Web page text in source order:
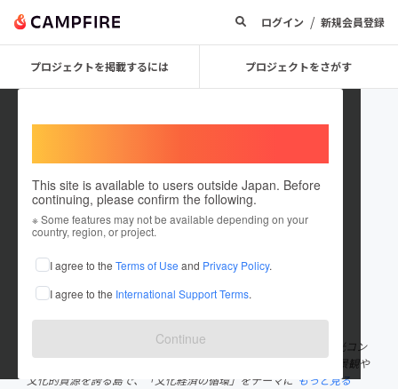
ログイン / 新規会員登録
プロジェクトを掲載するには プロジェクトをさがす
This site is available to users outside Japan. Before
continuing, please confirm the following.
※ Some features may not be available depending on your
country, region, or project.
I agree to the Terms of Use and Privacy Policy.
I agree to the International Support Terms.
Continue
波平雄翔
これまでに20回支援して1件のプロジェクトを投稿しています
在住国：日本 現在地：沖縄県
出身国：日本 出身地：沖縄県
沖縄県・多良間島出身の地方創生コーディネーター・多良間島観光コン
シェルジュ。 沖縄県内で唯一「日本で最も美しい村」に選ばれた景観や
文化的資源を誇る島で、「文化経済の循環」をテーマに もっと見る